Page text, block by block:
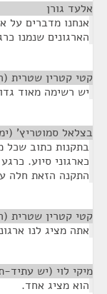
אלעד גורן
אנחנו מדברים על
הארגונים שנמנו
קטי קטרין שטרית
יש רשימה מאוד
בצלאל סמוטריץ'
בתקנות כתוב שכל
כארגוני סיוע.
התקנה הזאת חלה
קטי קטרין שטרית
אתה מציג לנו
מיקי לוי (יש
הוא מציג אחד.